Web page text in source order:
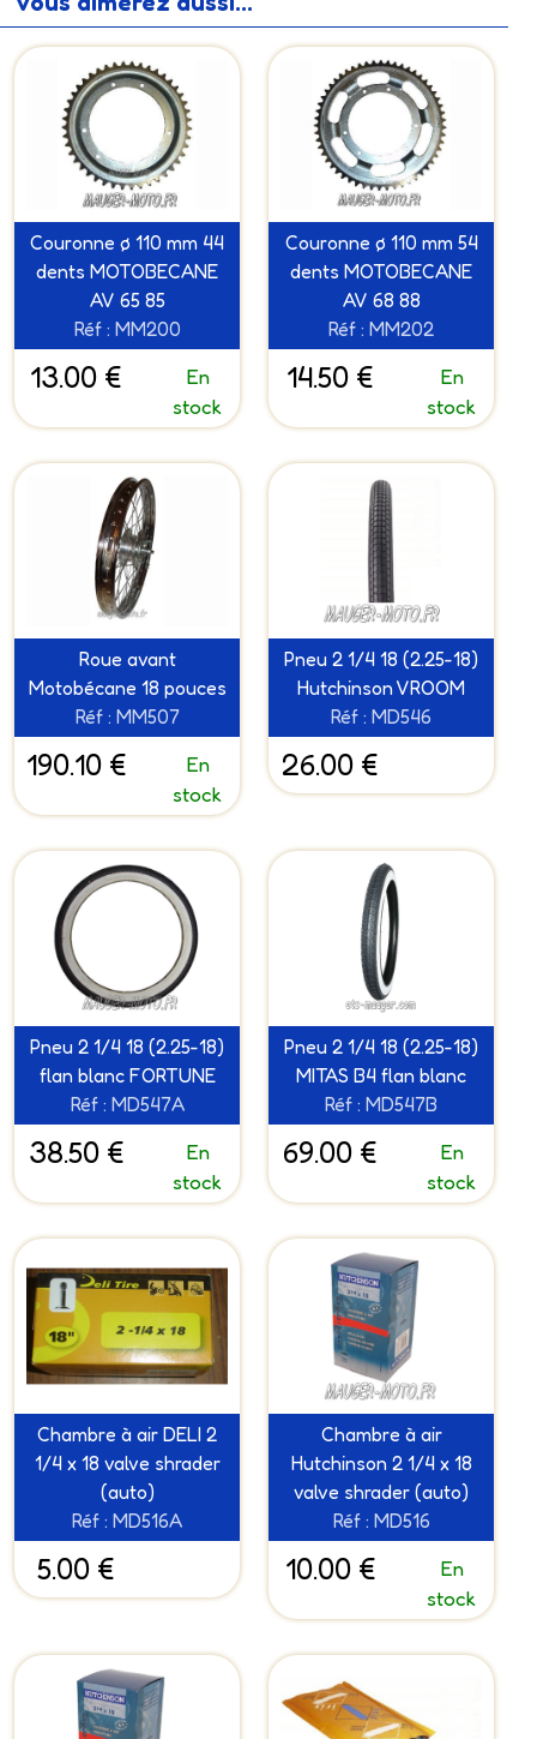
Couronne ø 110 mm 44
dents MOTOBECANE
AV 65 85
Réf : MM200
13.00 €
En
stock
Couronne ø 110 mm 54
dents MOTOBECANE
AV 68 88
Réf : MM202
14.50 €
En
stock
Roue avant
Motobécane 18 pouces
Réf : MM507
190.10 €
En
stock
Pneu 2 1/4 18 (2.25-18)
Hutchinson VROOM
Réf : MD546
26.00 €
Pneu 2 1/4 18 (2.25-18)
flan blanc FORTUNE
Réf : MD547A
38.50 €
En
stock
Pneu 2 1/4 18 (2.25-18)
MITAS B4 flan blanc
Réf : MD547B
69.00 €
En
stock
Chambre à air DELI 2
1/4 x 18 valve shrader
(auto)
Réf : MD516A
5.00 €
Chambre à air
Hutchinson 2 1/4 x 18
valve shrader (auto)
Réf : MD516
10.00 €
En
stock